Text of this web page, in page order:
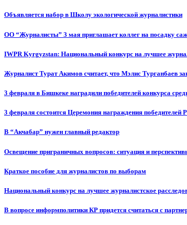
Объявляется набор в Школу экологической журналистики
ОО “Журналисты” 3 мая приглашает коллег на посадку
IWPR Kyrgyzstan: Национальный конкурс на лучшее
Журналист Турат Акимов считает, что Мэлис Турганбаев
3 февраля в Бишкеке наградили победителей конкурса
3 февраля состоится Церемония награждения
В “Акчабар” нужен главный редактор
Освещение приграничных вопросов: ситуация и
Краткое пособие для журналистов по выборам
Национальный конкурс на лучшее журналистское
В вопросе информполитики КР придется считаться с